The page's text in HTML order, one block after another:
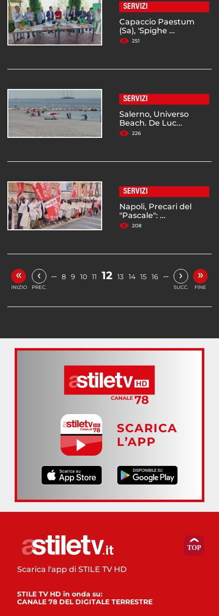
SERVIZI
Capaccio Paestum
(Sa), 'Spighe ...
251
SERVIZI
Salerno, Universo
Beach. De Luc...
226
SERVIZI
Napoli, Precari del
"Pascale": ...
208
«
INIZIO
‹
PREC.
… 8 9 10 11 12 13 14 15 16 … ›
SUCC.
»
FINE
SCARICA
L’APP
Scarica l'app di STILE TV HD
STILE TV HD in onda su:
CANALE 78 DEL DIGITALE TERRESTRE